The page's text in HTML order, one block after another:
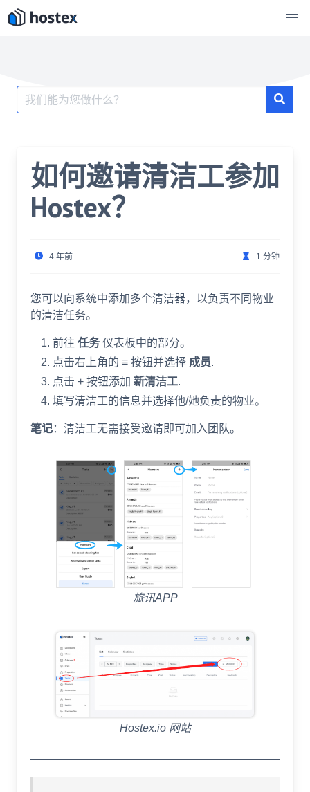
至
搜
索：
如何邀请清洁工参加
Hostex？
4 年前 1 分钟
您可以向系统中添加多个清洁器，以负责不同物业
的清洁任务。
前往 任务 仪表板中的部分。
点击右上角的 ≡ 按钮并选择 成员.
点击 + 按钮添加 新清洁工.
填写清洁工的信息并选择他/她负责的物业。
笔记：清洁工无需接受邀请即可加入团队。
旅讯APP
Hostex.io 网站